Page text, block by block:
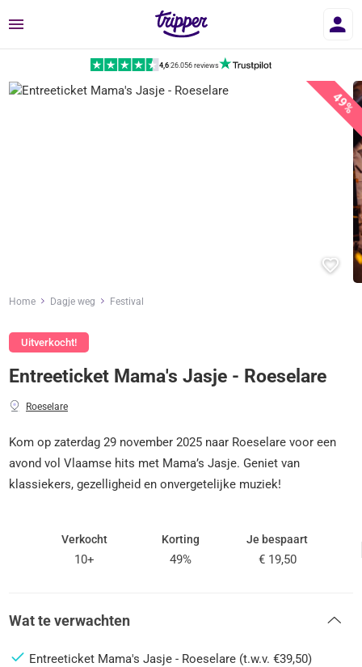
Menu
4,6|26.056 reviews
49%
Home Dagje weg Festival
Uitverkocht!
Entreeticket Mama's Jasje - Roeselare
Roeselare
Kom op zaterdag 29 november 2025 naar Roeselare voor een
avond vol Vlaamse hits met Mama’s Jasje. Geniet van
klassiekers, gezelligheid en onvergetelijke muziek!
Verkocht
10+
Korting
49%
Je bespaart
€ 19,50
Wat te verwachten
Entreeticket Mama's Jasje - Roeselare (t.w.v. €39,50)